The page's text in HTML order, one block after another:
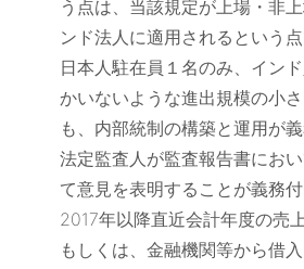
う点は、当該規定が上場・非
ンド法人に適用されるという
日本人駐在員１名のみ、イン
かいないような進出規模の小
も、内部統制の構築と運用が
法定監査人が監査報告書にお
て意見を表明することが義務
2017年以降直近会計年度の売
もしくは、金融機関等から借